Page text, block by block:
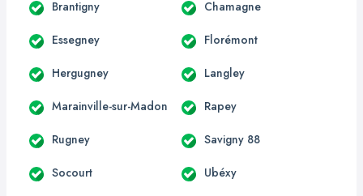
Brantigny Chamagne
Essegney Florémont
Hergugney Langley
Marainville-sur-Madon Rapey
Rugney Savigny 88
Socourt Ubéxy